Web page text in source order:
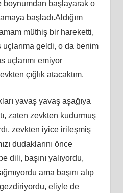
boynumdan başlayarak o
başladı.Aldığım
müthiş bir hareketti,
geldi, o da benim
uçlarımı emiyor
çığlık atacaktım.
yavaş yavaş aşağıya
zaten zevkten kudurmuş
zevkten iyice irileşmiş
dudaklarını önce
dili, başını yalıyordu,
ama başını alıp
eliyle de